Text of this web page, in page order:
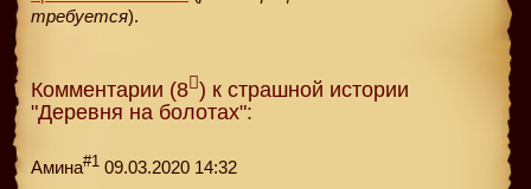
требуется).
Комментарии (8 ) к страшной истории
"Деревня на болотах":
Амина#1 09.03.2020 14:32